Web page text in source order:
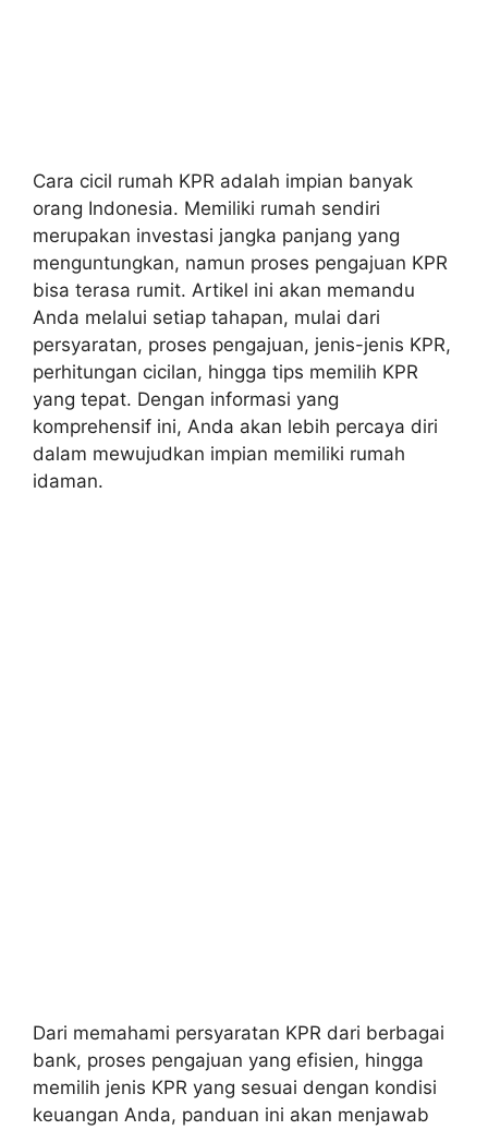
Cara cicil rumah KPR adalah impian banyak
orang Indonesia. Memiliki rumah sendiri
merupakan investasi jangka panjang yang
menguntungkan, namun proses pengajuan KPR
bisa terasa rumit. Artikel ini akan memandu
Anda melalui setiap tahapan, mulai dari
persyaratan, proses pengajuan, jenis-jenis KPR,
perhitungan cicilan, hingga tips memilih KPR
yang tepat. Dengan informasi yang
komprehensif ini, Anda akan lebih percaya diri
dalam mewujudkan impian memiliki rumah
idaman.
Dari memahami persyaratan KPR dari berbagai
bank, proses pengajuan yang efisien, hingga
memilih jenis KPR yang sesuai dengan kondisi
keuangan Anda, panduan ini akan menjawab